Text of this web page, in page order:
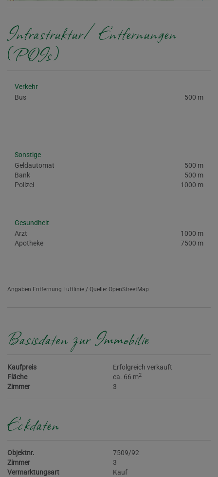
Infrastruktur/Entfernungen
(POIs)
Verkehr
Bus
500 m
Sonstige
Geldautomat
500 m
Bank
500 m
Polizei
1000 m
Gesundheit
Arzt
1000 m
Apotheke
7500 m
Angaben Entfernung Luftlinie / Quelle: OpenStreetMap
Basisdaten zur Immobilie
Kaufpreis
Erfolgreich verkauft
Fläche
ca. 66 m2
Zimmer 3
Eckdaten
Objektnr.
7509/92
Zimmer
3
Vermarktungsart
Kauf